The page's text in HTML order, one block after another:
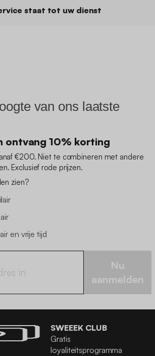
staat tot uw dienst
van ons laatste
ontvang 10% korting
€200. Niet te combineren met andere
Exclusief rode prijzen.
zien?
en vrije tijd
Nu
aanmelden
SWEEEK CLUB
Gratis
loyaliteitsprogramma